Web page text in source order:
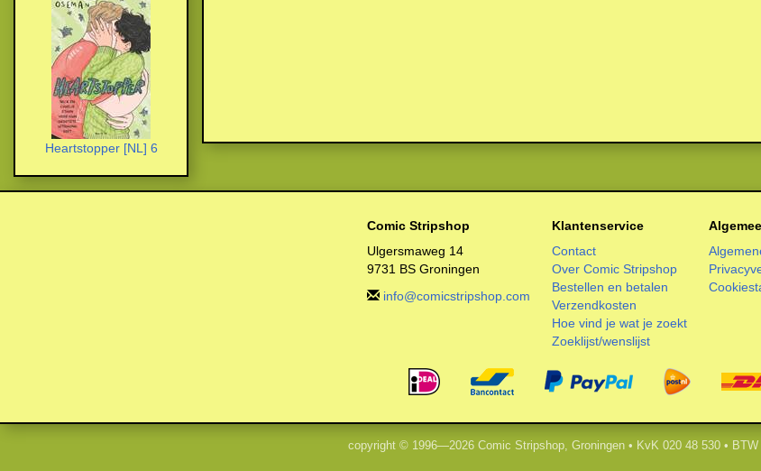
Heartstopper [NL] 6
Comic Stripshop
Ulgersmaweg 14
9731 BS Groningen
info@comicstripshop.com
Klantenservice
Contact
Over Comic Stripshop
Bestellen en betalen
Verzendkosten
Hoe vind je wat je zoekt
Zoeklijst/wenslijst
copyright © 1996—2026 Comic Stripshop, Groningen • KvK 020 48 530 • BTW